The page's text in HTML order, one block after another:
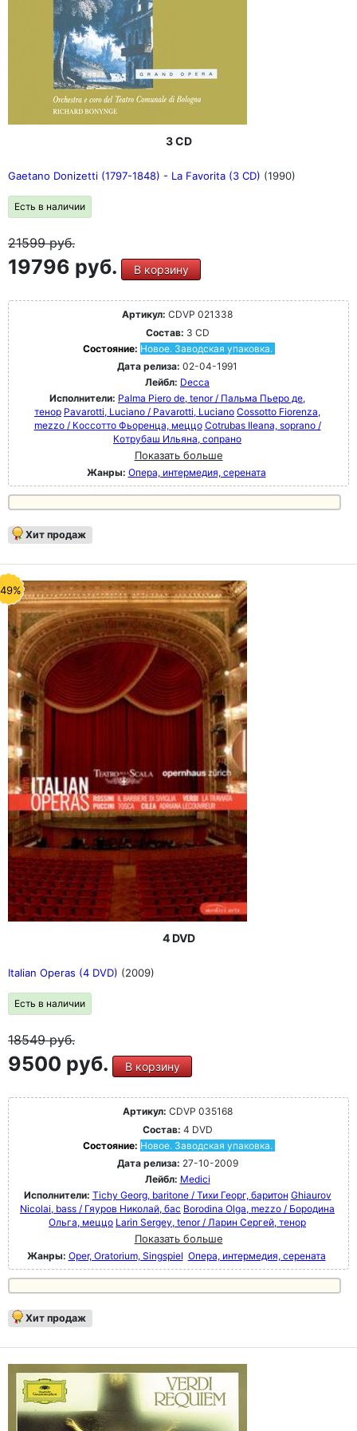
3 CD
Gaetano Donizetti (1797-1848) - La Favorita (3 CD) (1990)
Есть в наличии
21599руб.
19796 руб. В корзину
Артикул: CDVP 021338
Состав: 3 CD
Состояние: Новое. Заводская упаковка.
Дата релиза: 02-04-1991
Лейбл: Decca
Исполнители: Palma Piero de, tenor / Пальма Пьеро де,
тенор Pavarotti, Luciano / Pavarotti, Luciano Cossotto Fiorenza,
mezzo / Коссотто Фьоренца, меццо Cotrubas Ileana, soprano /
Котрубаш Ильяна, сопрано
Показать больше
Жанры: Опера, интермедия, серената
Хит продаж
4 DVD
Italian Operas (4 DVD) (2009)
Есть в наличии
18549руб.
9500 руб. В корзину
Артикул: CDVP 035168
Состав: 4 DVD
Состояние: Новое. Заводская упаковка.
Дата релиза: 27-10-2009
Лейбл: Medici
Исполнители: Tichy Georg, baritone / Тихи Георг, баритон Ghiaurov
Nicolai, bass / Гяуров Николай, бас Borodina Olga, mezzo / Бородина
Ольга, меццо Larin Sergey, tenor / Ларин Сергей, тенор
Показать больше
Жанры: Oper, Oratorium, Singspiel Опера, интермедия, серената
Хит продаж